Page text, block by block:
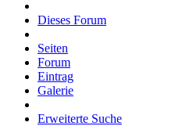
Dieses Forum
Seiten
Forum
Eintrag
Galerie
Erweiterte Suche